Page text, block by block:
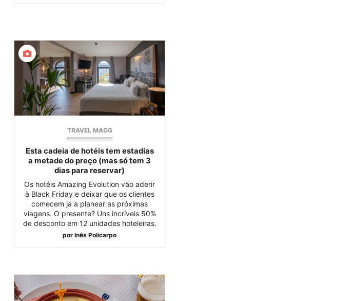
TRAVEL MAGG
Esta cadeia de hotéis tem estadias
a metade do preço (mas só tem 3
dias para reservar)
Os hotéis Amazing Evolution vão aderir
à Black Friday e deixar que os clientes
comecem já a planear as próximas
viagens. O presente? Uns incríveis 50%
de desconto em 12 unidades hoteleiras.
por Inês Policarpo